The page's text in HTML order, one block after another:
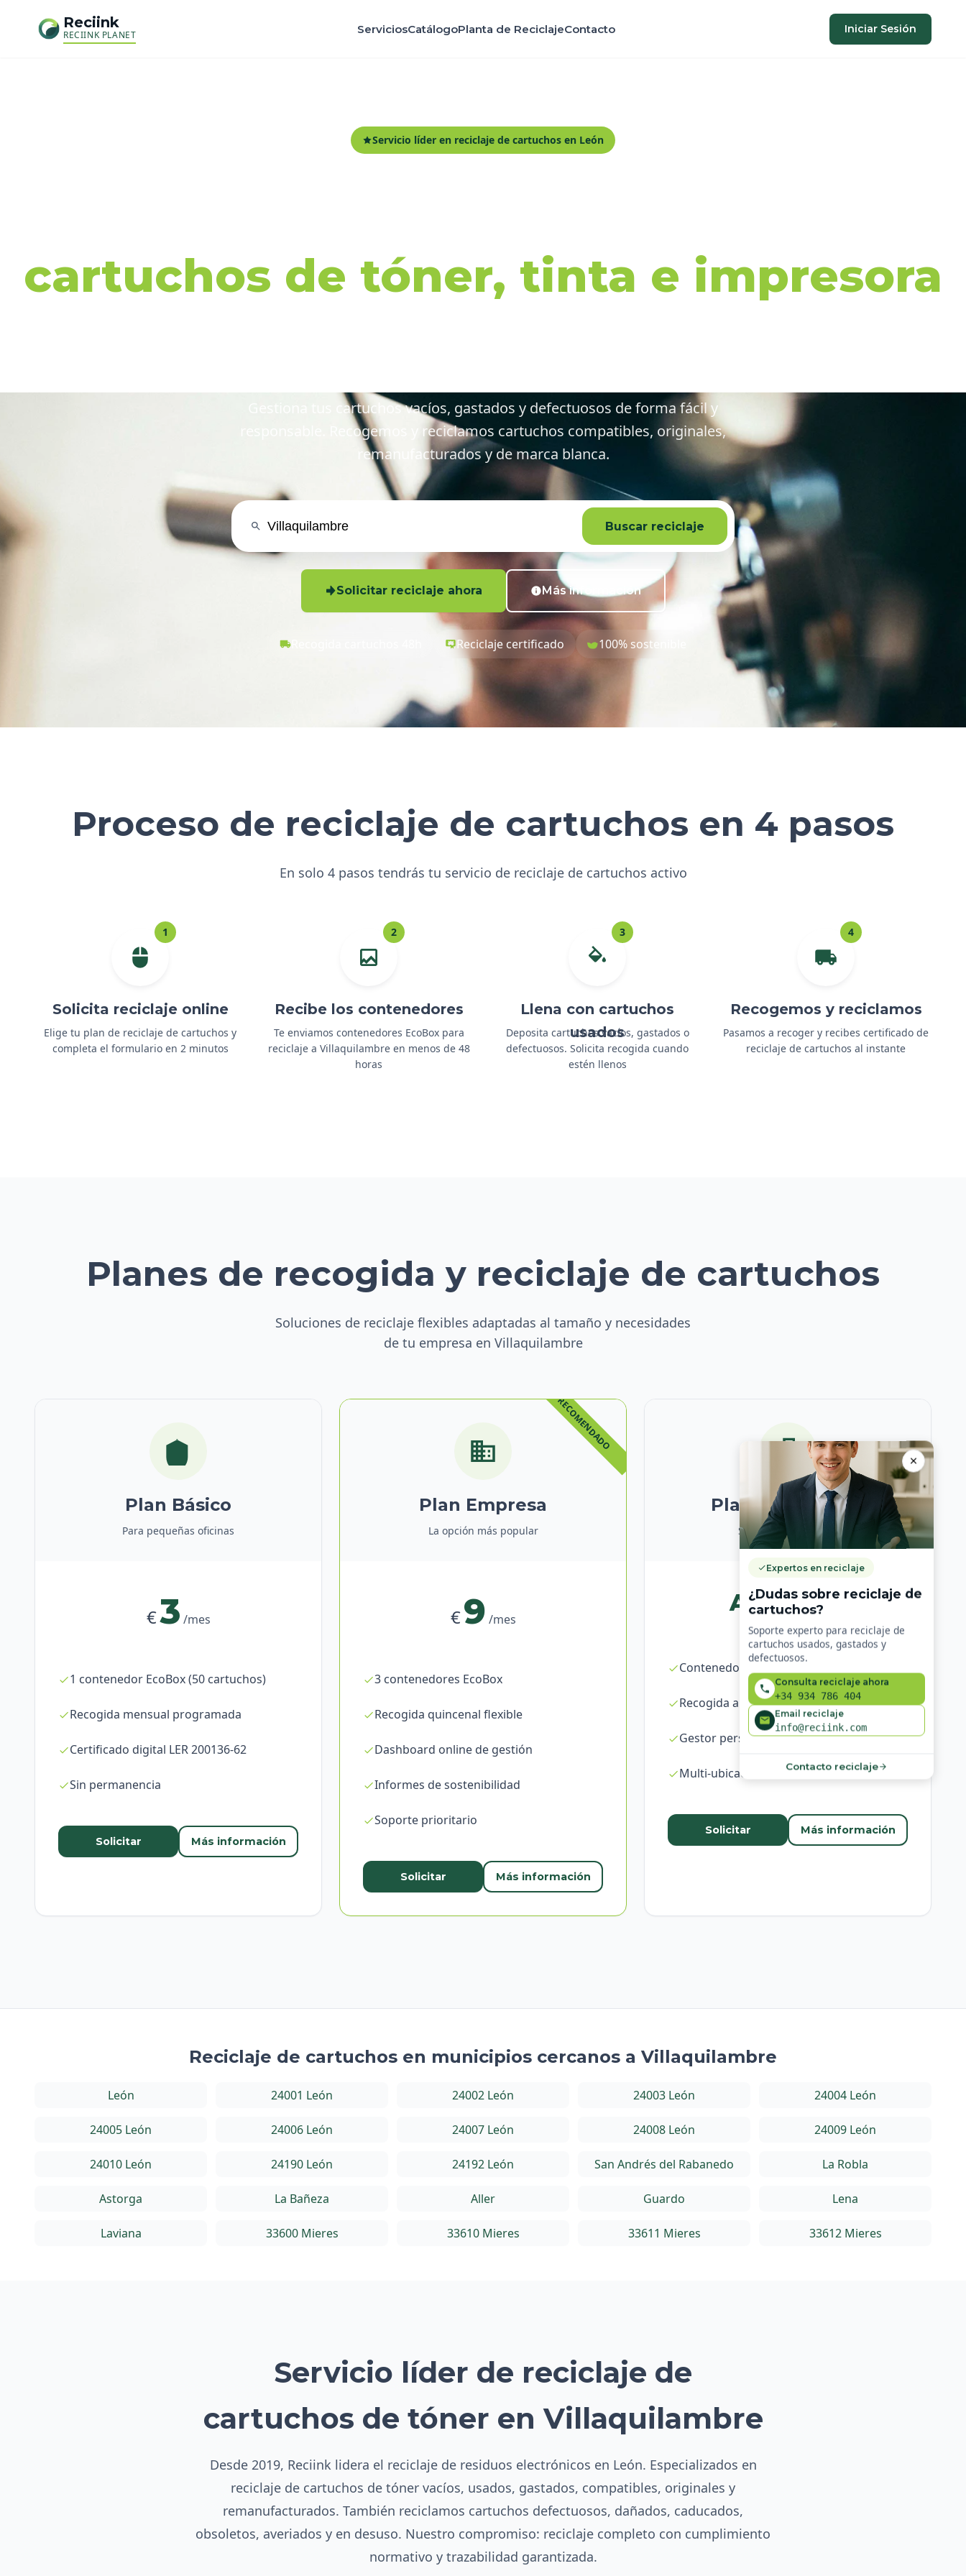
Reciink
RECIINK PLANET ServiciosCatálogoPlanta de ReciclajeContacto Iniciar Sesión
Servicio líder en reciclaje de cartuchos en León
cartuchos de tóner, tinta e impresora
Gestiona tus cartuchos vacíos, gastados y defectuosos de forma fácil y
responsable. Recogemos y reciclamos cartuchos compatibles, originales,
remanufacturados y de marca blanca.
Buscar reciclaje
Solicitar reciclaje ahora Más información
Reciclaje certificado 100% sostenible
Proceso de reciclaje de cartuchos en 4 pasos
En solo 4 pasos tendrás tu servicio de reciclaje de cartuchos activo
1
Solicita reciclaje online
Elige tu plan de reciclaje de cartuchos y
completa el formulario en 2 minutos
2
Recibe los contenedores
Te enviamos contenedores EcoBox para
reciclaje a Villaquilambre en menos de 48
horas
3
Llena con cartuchos
usados
Deposita cartuchos vacíos, gastados o
defectuosos. Solicita recogida cuando
estén llenos
4
Recogemos y reciclamos
Pasamos a recoger y recibes certificado de
reciclaje de cartuchos al instante
Planes de recogida y reciclaje de cartuchos
Soluciones de reciclaje flexibles adaptadas al tamaño y necesidades
de tu empresa en Villaquilambre
Plan Básico
Para pequeñas oficinas
€3 /mes
1 contenedor EcoBox (50 cartuchos)
Recogida mensual programada
Certificado digital LER 200136-62
Sin permanencia
Solicitar Más información
Plan Empresa
La opción más popular
€9 /mes
3 contenedores EcoBox
Recogida quincenal flexible
Dashboard online de gestión
Informes de sostenibilidad
Soporte prioritario
Solicitar Más información
Plan Corporativo
Soluciones a medida
A medida
Contenedores ilimitados
Recogida a demanda en 24-48h
Gestor personal dedicado
Multi-ubicación
Solicitar Más información
Reciclaje de cartuchos en municipios cercanos a Villaquilambre
León 24001 León 24002 León 24003 León 24004 León
24005 León 24006 León 24007 León 24008 León 24009 León
24010 León 24190 León 24192 León San Andrés del Rabanedo La Robla
Astorga La Bañeza Aller Guardo Lena
Laviana 33600 Mieres 33610 Mieres 33611 Mieres 33612 Mieres
Servicio líder de reciclaje de
cartuchos de tóner en Villaquilambre
Desde 2019, Reciink lidera el reciclaje de residuos electrónicos en León. Especializados en
reciclaje de cartuchos de tóner vacíos, usados, gastados, compatibles, originales y
remanufacturados. También reciclamos cartuchos defectuosos, dañados, caducados,
obsoletos, averiados y en desuso. Nuestro compromiso: reciclaje completo con cumplimiento
normativo y trazabilidad garantizada.
Expertos en reciclaje
¿Dudas sobre reciclaje de
cartuchos?
Soporte experto para reciclaje de
cartuchos usados, gastados y
defectuosos.
Consulta reciclaje ahora
+34 934 786 404
Email reciclaje
info@reciink.com
Contacto reciclaje